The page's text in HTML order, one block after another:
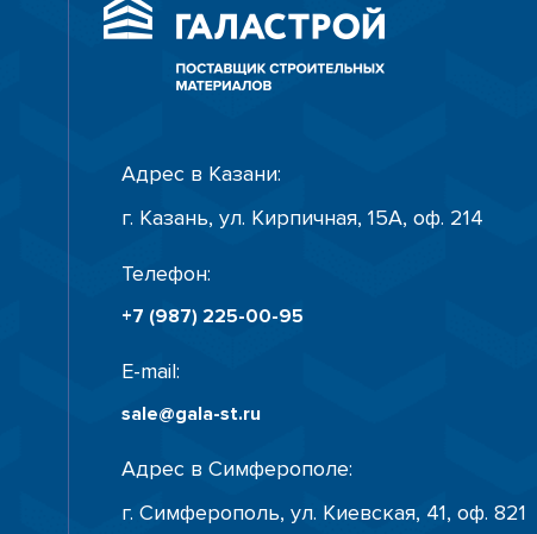
Адрес в Казани:
г. Казань, ул. Кирпичная, 15А, оф. 214
Телефон:
+7 (987) 225-00-95
E-mail:
sale@gala-st.ru
Адрес в Симферополе:
г. Симферополь, ул. Киевская, 41, оф. 821